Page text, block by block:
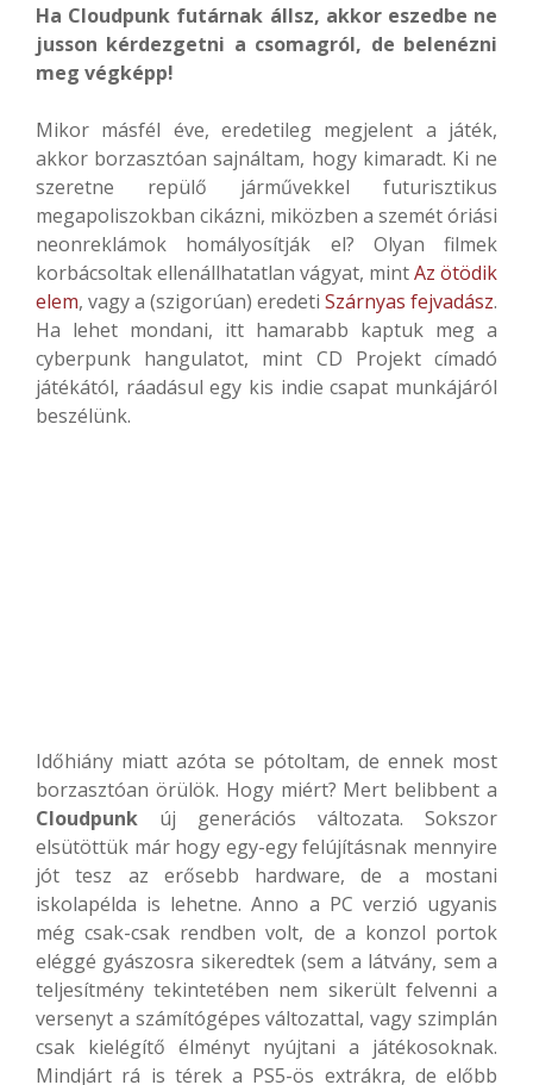
Ha Cloudpunk futárnak állsz, akkor eszedbe ne
jusson kérdezgetni a csomagról, de belenézni
meg végképp!
Mikor másfél éve, eredetileg megjelent a játék,
akkor borzasztóan sajnáltam, hogy kimaradt. Ki ne
szeretne repülő járművekkel futurisztikus
megapoliszokban cikázni, miközben a szemét óriási
neonreklámok homályosítják el? Olyan filmek
korbácsoltak ellenállhatatlan vágyat, mintAz ötödik
elem, vagy a (szigorúan) eredeti Szárnyas fejvadász.
Ha lehet mondani, itt hamarabb kaptuk meg a
cyberpunk hangulatot, mint CD Projekt címadó
játékától, ráadásul egy kis indie csapat munkájáról
beszélünk.
Időhiány miatt azóta se pótoltam, de ennek most
borzasztóan örülök. Hogy miért? Mert belibbent a
Cloudpunk új generációs változata. Sokszor
elsütöttük már hogy egy-egy felújításnak mennyire
jót tesz az erősebb hardware, de a mostani
iskolapélda is lehetne. Anno a PC verzió ugyanis
még csak-csak rendben volt, de a konzol portok
eléggé gyászosra sikeredtek (sem a látvány, sem a
teljesítmény tekintetében nem sikerült felvenni a
versenyt a számítógépes változattal, vagy szimplán
csak kielégítő élményt nyújtani a játékosoknak.
Mindjárt rá is térek a PS5-ös extrákra, de előbb